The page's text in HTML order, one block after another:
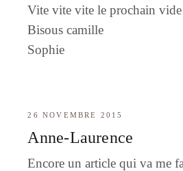
Vite vite vite le prochain
Bisous camille
Sophie
26 NOVEMBRE 2015
Anne-Laurence
Encore un article qui va me